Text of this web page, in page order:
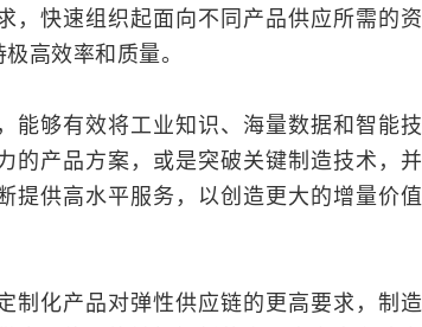
，快速组织起面向不同产品供应所需的资
高效率和质量。
能够有效将工业知识、海量数据和智能技
的产品方案，或是突破关键制造技术，并
提供高水平服务，以创造更大的增量价值
制化产品对弹性供应链的更高要求，制造